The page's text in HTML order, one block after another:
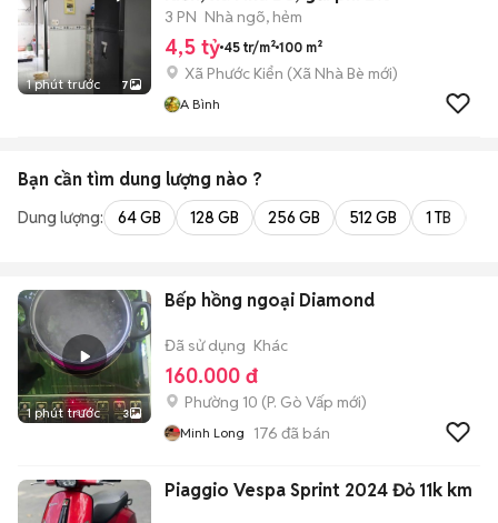
1 phút trước 7
3 PN Nhà ngõ, hẻm
4,5 tỷ 45 tr/m² 100 m²
Xã Phước Kiển (Xã Nhà Bè mới)
A Bình
Bạn cần tìm dung lượng nào ?
Dung lượng: 64 GB 128 GB 256 GB 512 GB 1 TB
1 phút trước 3
Bếp hồng ngoại Diamond
Đã sử dụng Khác
160.000 đ
Phường 10 (P. Gò Vấp mới)
Minh Long 176 đã bán
Piaggio Vespa Sprint 2024 Đỏ 11k km